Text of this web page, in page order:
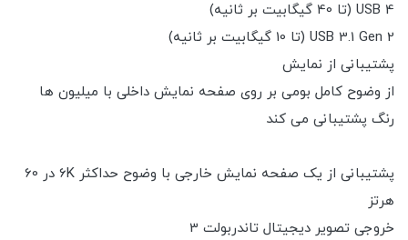
USB 4 (تا 40 گیگابیت بر ثانیه)
USB 3.1 Gen 2 (تا 10 گیگابیت بر ثانیه)
پشتیبانی از نمایش
از وضوح کامل بومی بر روی صفحه نمایش داخلی با میلیون ها
رنگ پشتیبانی می کند
پشتیبانی از یک صفحه نمایش خارجی با وضوح حداکثر 6K در 60
هرتز
خروجی تصویر دیجیتال تاندربولت 3